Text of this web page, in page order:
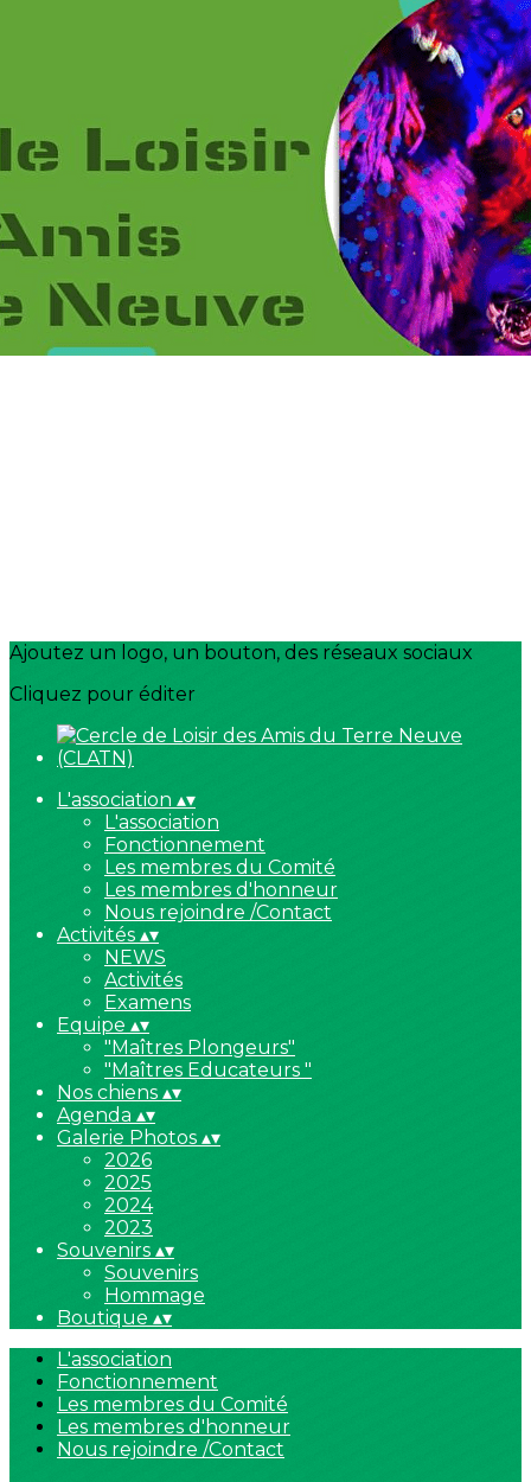
2026
2025
2024
?>
Images de la page d'accueil
Cliquez pour éditer
Ajoutez un logo, un bouton, des réseaux sociaux
Cliquez pour éditer
L'association ▴▾
L'association
Fonctionnement
Les membres du Comité
Les membres d'honneur
Nous rejoindre /Contact
Activités ▴▾
NEWS
Activités
Examens
Equipe ▴▾
"Maîtres Plongeurs"
"Maîtres Educateurs "
Nos chiens ▴▾
Agenda ▴▾
Galerie Photos ▴▾
2026
2025
2024
2023
Souvenirs ▴▾
Souvenirs
Hommage
Boutique ▴▾
L'association
Fonctionnement
Les membres du Comité
Les membres d'honneur
Nous rejoindre /Contact